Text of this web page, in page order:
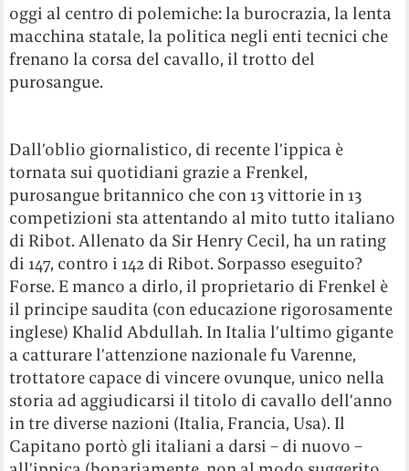
oggi al centro di polemiche: la burocrazia, la lenta
macchina statale, la politica negli enti tecnici che
frenano la corsa del cavallo, il trotto del
purosangue.
Dall’oblio giornalistico, di recente l’ippica è
tornata sui quotidiani grazie a Frenkel,
purosangue britannico che con 13 vittorie in 13
competizioni sta attentando al mito tutto italiano
di Ribot. Allenato da Sir Henry Cecil, ha un rating
di 147, contro i 142 di Ribot. Sorpasso eseguito?
Forse. E manco a dirlo, il proprietario di Frenkel è
il principe saudita (con educazione rigorosamente
inglese) Khalid Abdullah. In Italia l’ultimo gigante
a catturare l’attenzione nazionale fu Varenne,
trottatore capace di vincere ovunque, unico nella
storia ad aggiudicarsi il titolo di cavallo dell’anno
in tre diverse nazioni (Italia, Francia, Usa). Il
Capitano portò gli italiani a darsi – di nuovo –